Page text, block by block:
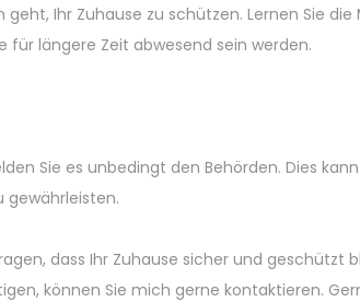
Ihr Zuhause zu schützen. Lernen Sie die
für längere Zeit abwesend sein werden.
Sie es unbedingt den Behörden. Dies
gewährleisten.
dass Ihr Zuhause sicher und geschützt
können Sie mich gerne kontaktieren.